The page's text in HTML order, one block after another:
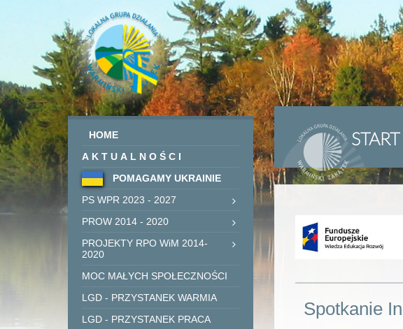
Spotkanie
HOME
AKTUALNOŚCI
POMAGAMY UKRAINIE
PS WPR 2023 - 2027
PROW 2014 - 2020
PROJEKTY RPO WiM 2014-
2020
MOC MAŁYCH SPOŁECZNOŚCI
LGD - PRZYSTANEK WARMIA
LGD - PRZYSTANEK PRACA